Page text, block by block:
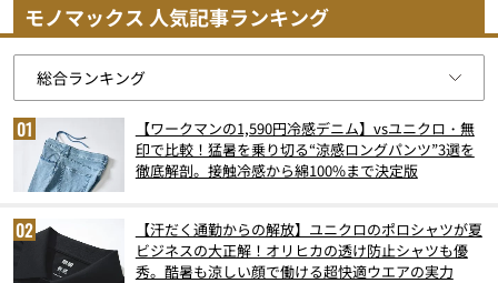
モノマックス 人気記事ランキング
【ワークマンの1,590円冷感デニム】vsユニクロ・無
印で比較！猛暑を乗り切る“涼感ロングパンツ”3選を
徹底解剖。接触冷感から綿100%まで決定版
【汗だく通勤からの解放】ユニクロのポロシャツが夏
ビジネスの大正解！オリヒカの透け防止シャツも優
秀。酷暑も涼しい顔で働ける超快適ウエアの実力